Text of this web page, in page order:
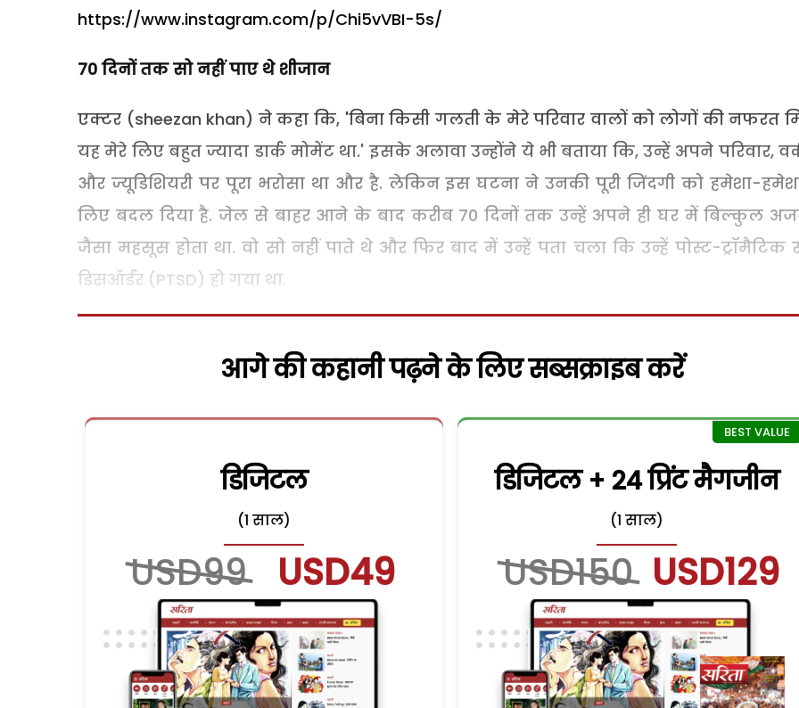
https://www.instagram.com/p/Chi5vVBI-5s/
70 दिनों तक सो नहीं पाए थे शीजान
एक्टर (sheezan khan) ने कहा कि, 'बिना किसी गलती के मेरे परिवार वालों को लोगों की नफरत
यह मेरे लिए बहुत ज्यादा डार्क मोमेंट था.' इसके अलावा उन्होंने ये भी बताया कि, उन्हें अपने परिवार,
और ज्यूडिशियरी पर पूरा भरोसा था और है. लेकिन इस घटना ने उनकी पूरी जिंदगी को हमेशा-
लिए बदल दिया है. जेल से बाहर आने के बाद करीब 70 दिनों तक उन्हें अपने ही घर में बिल्कुल
जैसा महसूस होता था. वो सो नहीं पाते थे और फिर बाद में उन्हें पता चला कि उन्हें पोस्ट-ट्रॉमैटिक
डिसऑर्डर (PTSD) हो गया था.
आगे की कहानी पढ़ने के लिए सब्सक्राइब करें
डिजिटल
(1 साल)
USD99 USD49
डिजिटल + 24 प्रिंट मैगजीन
(1 साल)
USD150 USD129